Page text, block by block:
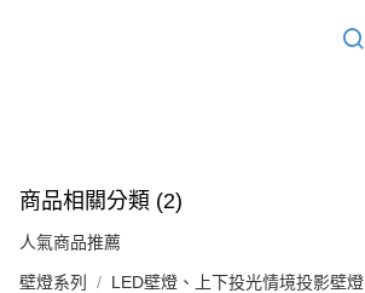
商品相關分類 (2)
人氣商品推薦
壁燈系列 LED壁燈、上下投光情境投影壁燈